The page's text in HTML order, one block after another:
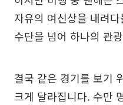
자유의 여신상을 내려
수단을 넘어 하나의 관
결국 같은 경기를 보기
크게 달라집니다. 수만